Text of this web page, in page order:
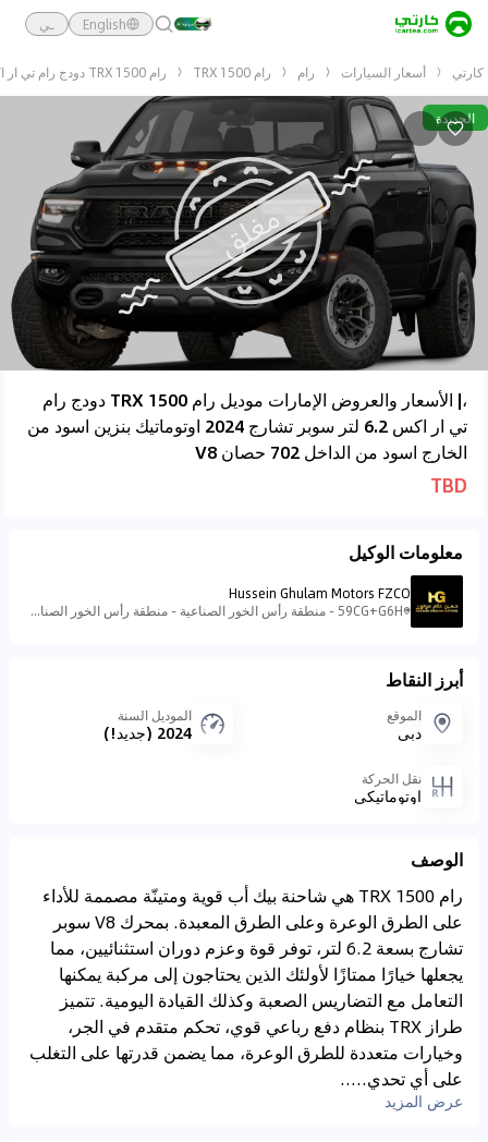
English ـي
كارتي أسعار السيارات رام رام 1500 TRX رام 1500 TRX دودج رام تي ار اكس 6.2 لتر سوبر تشارج 2024 اوتوماتيك بنزين اسود من الخارج اسود من الداخل 702 حصان V8
الجديدة
،| الأسعار والعروض الإمارات موديل رام 1500 TRX دودج رام
تي ار اكس 6.2 لتر سوبر تشارج 2024 اوتوماتيك بنزين اسود من
الخارج اسود من الداخل 702 حصان V8
TBD
معلومات الوكيل
Hussein Ghulam Motors FZCO
59CG+G6H - منطقة رأس الخور الصناعية - منطقة رأس الخور الصناعية - ٣ - دبي - الإمارات العربية المتحدة
أبرز النقاط
الموقع
دبي
الموديل السنة
2024 (جديد!)
نقل الحركة
اوتوماتيكي
الوصف
رام 1500 TRX هي شاحنة بيك أب قوية ومتينّة مصممة للأداء
على الطرق الوعرة وعلى الطرق المعبدة. بمحرك V8 سوبر
تشارج بسعة 6.2 لتر، توفر قوة وعزم دوران استثنائيين، مما
يجعلها خيارًا ممتازًا لأولئك الذين يحتاجون إلى مركبة يمكنها
التعامل مع التضاريس الصعبة وكذلك القيادة اليومية. تتميز
طراز TRX بنظام دفع رباعي قوي، تحكم متقدم في الجر،
وخيارات متعددة للطرق الوعرة، مما يضمن قدرتها على التغلب
على أي تحدي.....
عرض المزيد